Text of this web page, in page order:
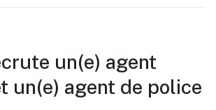
un(e) agent
un(e) agent de police